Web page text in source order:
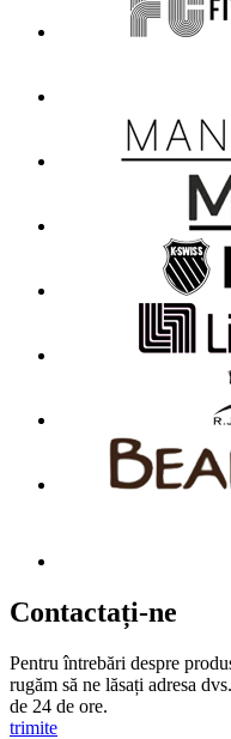
Contactați-ne
Pentru întrebări despre
rugăm să ne lăsați adresa
de 24 de ore.
trimite